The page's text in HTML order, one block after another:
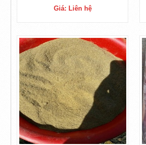
Giá: Liên hệ